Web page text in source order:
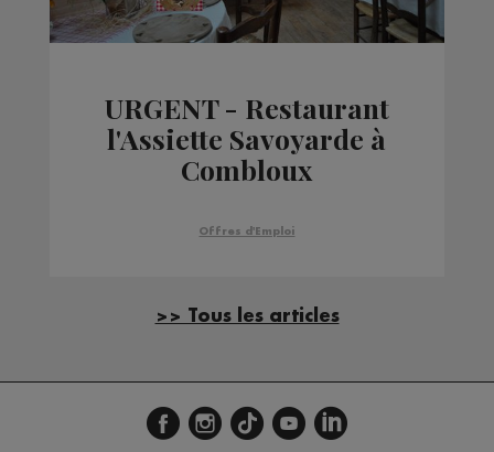
URGENT - Restaurant
l'Assiette Savoyarde à
Combloux
Offres d'Emploi
>> Tous les articles